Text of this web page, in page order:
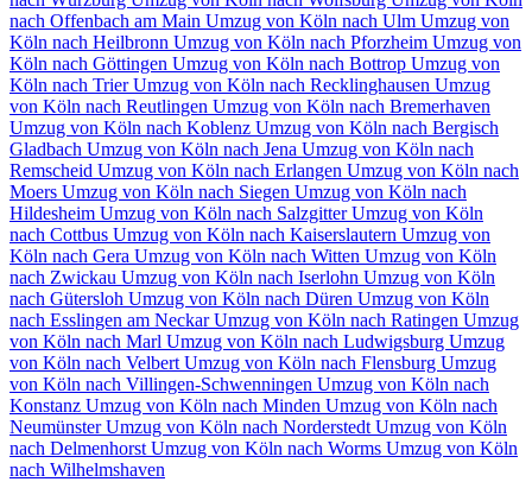
nach Offenbach am Main Umzug von Köln⁠ nach Ulm Umzug von
Köln⁠ nach Heilbronn Umzug von Köln⁠ nach Pforzheim Umzug von
Köln⁠ nach Göttingen Umzug von Köln⁠ nach Bottrop Umzug von
Köln⁠ nach TrierUmzug von Köln⁠ nach Recklinghausen Umzug
von Köln⁠ nach Reutlingen Umzug von Köln⁠ nach Bremerhaven
Umzug von Köln⁠ nach Koblenz Umzug von Köln⁠ nach Bergisch
Gladbach Umzug von Köln⁠ nach Jena Umzug von Köln⁠ nach
Remscheid Umzug von Köln⁠ nach Erlangen Umzug von Köln⁠ nach
Moers Umzug von Köln⁠ nach Siegen Umzug von Köln⁠ nach
Hildesheim Umzug von Köln⁠ nach SalzgitterUmzug von Köln⁠
nach Cottbus Umzug von Köln⁠ nach Kaiserslautern Umzug von
Köln⁠ nach Gera Umzug von Köln⁠ nach Witten Umzug von Köln⁠
nach Zwickau Umzug von Köln⁠ nach Iserlohn Umzug von Köln⁠
nach Gütersloh Umzug von Köln⁠ nach Düren Umzug von Köln⁠
nach Esslingen am NeckarUmzug von Köln⁠ nach Ratingen Umzug
von Köln⁠ nach Marl Umzug von Köln⁠ nach Ludwigsburg Umzug
von Köln⁠ nach Velbert Umzug von Köln⁠ nach Flensburg Umzug
von Köln⁠ nach Villingen-Schwenningen Umzug von Köln⁠ nach
Konstanz Umzug von Köln⁠ nach Minden Umzug von Köln⁠ nach
NeumünsterUmzug von Köln⁠ nach Norderstedt Umzug von Köln⁠
nach Delmenhorst Umzug von Köln⁠ nach Worms Umzug von Köln⁠
nach Wilhelmshaven